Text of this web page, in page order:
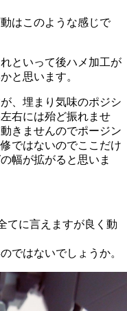
はこのような感じで
といって後ハメ加工が
と思います。
、埋まり気味のポジシ
右には殆ど振れませ
きませんのでポージン
ではないのでここだけ
幅が拡がると思いま
てに言えますが良く動
ではないでしょうか。